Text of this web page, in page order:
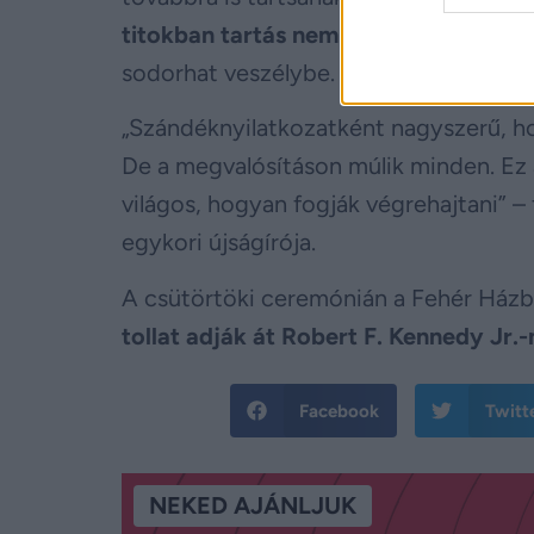
titokban tartás nem áll összhangban
sodorhat veszélybe.
„Szándéknyilatkozatként nagyszerű,
De a megvalósításon múlik minden.
világos, hogyan fogják végrehajtani”
egykori újságírója.
A csütörtöki ceremónián a Fehér
tollat adják át Robert F. Kennedy Jr.-
Facebook
NEKED AJÁNLJUK